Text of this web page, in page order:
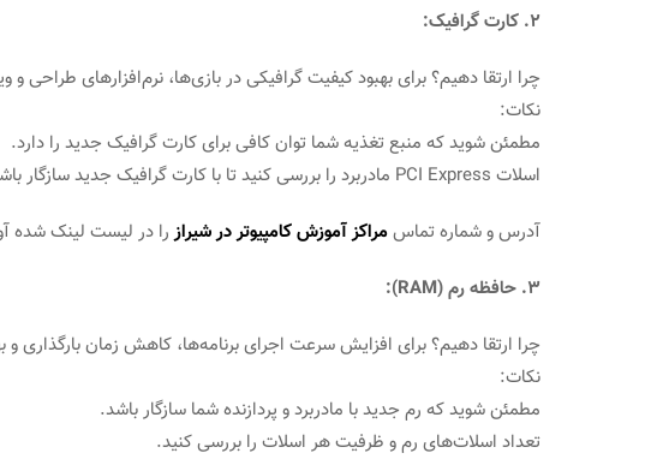
2. کارت گرافیک:
چرا ارتقا دهیم؟ برای بهبود کیفیت گرافیکی در بازی‌ها، نرم‌افزارهای طراحی
نکات:
مطمئن شوید که منبع تغذیه شما توان کافی برای کارت گرافیک جدید را دارد.
اسلات PCI Express مادربرد را بررسی کنید تا با کارت گرافیک جدید سازگار باشد.
آدرس و شماره تماسمراکز آموزش کامپیوتر در شیرازرا در لیست لینک شده
3. حافظه رم (RAM):
چرا ارتقا دهیم؟ برای افزایش سرعت اجرای برنامه‌ها، کاهش زمان بارگذاری و
نکات:
مطمئن شوید که رم جدید با مادربرد و پردازنده شما سازگار باشد.
تعداد اسلات‌های رم و ظرفیت هر اسلات را بررسی کنید.